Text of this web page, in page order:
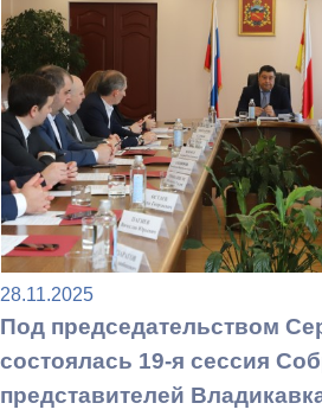
28.11.2025
Под председательством
состоялась 19-я сессия
представителей